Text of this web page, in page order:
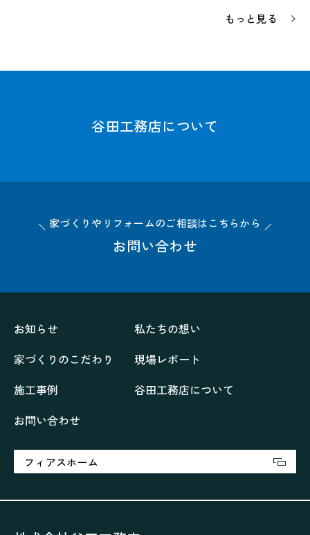
もっと見る
谷田工務店について
家づくりやリフォームのご相談はこちらから
お問い合わせ
お知らせ
私たちの想い
家づくりのこだわり
現場レポート
施工事例
谷田工務店について
お問い合わせ
フィアスホーム